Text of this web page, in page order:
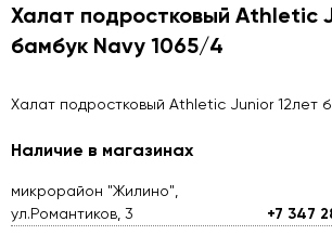
Халат подростковый Athletic
бамбук Navy 1065/4
Халат подростковый Athletic Junior 12лет
Наличие в магазинах
микрорайон "Жилино",
ул.Романтиков, 3
+7 347